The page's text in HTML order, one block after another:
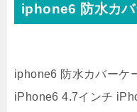
iphone6 防水カバ
iphone6 防水カバーケ
iPhone6 4.7インチ